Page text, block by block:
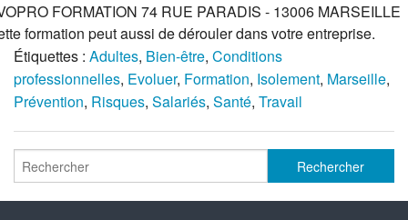
FORMATION 74 RUE PARADIS - 13006 MARSEILLE
formation peut aussi de dérouler dans votre entreprise.
Étiquettes : Adultes, Bien-être, Conditions
professionnelles, Evoluer, Formation, Isolement, Marseille,
Prévention, Risques, Salariés, Santé, Travail